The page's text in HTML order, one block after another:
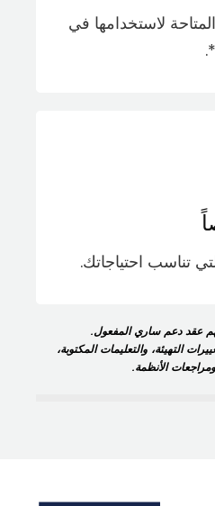
لاستخدامها في
تناسب احتياجاتك.
التهيئة، والتعليمات المكتوبة،
الأنظمة.